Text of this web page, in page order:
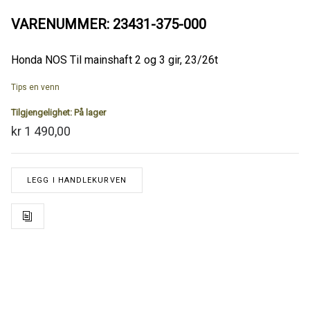
VARENUMMER: 23431-375-000
Honda NOS Til mainshaft 2 og 3 gir, 23/26t
Tips en venn
Tilgjengelighet: På lager
kr 1 490,00
LEGG I HANDLEKURVEN